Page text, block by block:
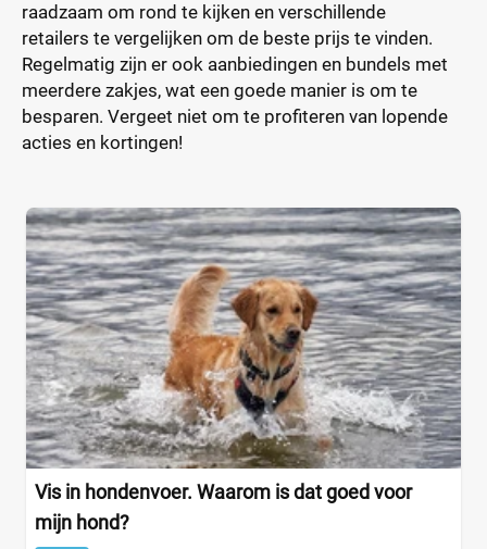
raadzaam om rond te kijken en verschillende
retailers te vergelijken om de beste prijs te vinden.
Regelmatig zijn er ook aanbiedingen en bundels met
meerdere zakjes, wat een goede manier is om te
besparen. Vergeet niet om te profiteren van lopende
acties en kortingen!
Vis in hondenvoer. Waarom is dat goed voor
mijn hond?